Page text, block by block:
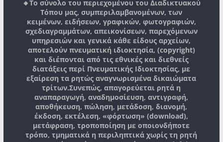
🔸Το σύνολο του περιεχομένου του Διαδικτυακού
Τόπου μας, συμπεριλαμβανομένων, των
κειμένων, ειδήσεων, γραφικών, φωτογραφιών,
σχεδιαγραμμάτων, απεικονίσεων, παρεχόμενων
υπηρεσιών και γενικά κάθε είδους αρχείων,
αποτελούν πνευματική ιδιοκτησία, (copyright)
και διέπονται από τις εθνικές και διεθνείς
διατάξεις περί Πνευματικής Ιδιοκτησίας, με
εξαίρεση τα ρητώς αναγνωρισμένα δικαιώματα
τρίτων.Συνεπώς, απαγορεύεται ρητά η
αναπαραγωγή, αναδημοσίευση, αντιγραφή,
αποθήκευση, πώληση, μετάδοση, διανομή,
έκδοση, εκτέλεση, «φόρτωση» (download),
μετάφραση, τροποποίηση με οποιονδήποτε
τρόπο, τμηματικά η περιληπτικά χωρίς τη ρητή